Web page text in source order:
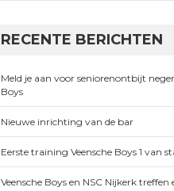
RECENTE BERICHTEN
Meld je aan voor seniorenontbijt
Boys
Nieuwe inrichting van de bar
Eerste training Veensche Boys 1 van
Veensche Boys en NSC Nijkerk treffen